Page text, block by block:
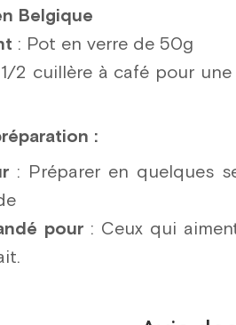
Belgique
: Pot en verre de 50g
2 cuillère à café pour
:
: Préparer en quelques
pour : Ceux qui